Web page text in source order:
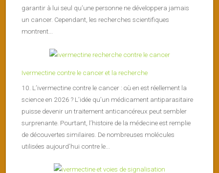
garantir à lui seul qu’une personne ne développera jamais
un cancer. Cependant, les recherches scientifiques
montrent...
Ivermectine contre le cancer et la recherche
10. L’ivermectine contre le cancer : où en est réellement la
science en 2026 ? L’idée qu’un médicament antiparasitaire
puisse devenir un traitement anticancéreux peut sembler
surprenante. Pourtant, l’histoire de la médecine est remplie
de découvertes similaires. De nombreuses molécules
utilisées aujourd’hui contre le...